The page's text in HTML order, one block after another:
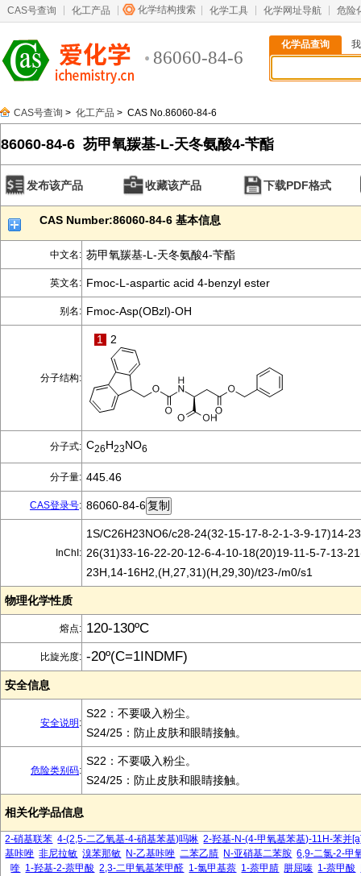
CAS号查询 化工产品 化学结构搜索 化学工具 化学网址导航 危险
86060-84-6
化学品查询
CAS号查询 > 化工产品 > CAS No.86060-84-6
86060-84-6 芴甲氧羰基-L-天冬氨酸4-苄酯
发布该产品 收藏该产品 下载PDF格式
CAS Number:86060-84-6 基本信息
中文名: 芴甲氧羰基-L-天冬氨酸4-苄酯
英文名: Fmoc-L-aspartic acid 4-benzyl ester
别名: Fmoc-Asp(OBzl)-OH
分子结构:
1 2
分子式: C26H23NO6
分子量: 445.46
CAS登录号: 86060-84-6
InChI:
1S/C26H23NO6/c28-24(32-15-17-8-2-1-3-9-17)14-
26(31)33-16-22-20-12-6-4-10-18(20)19-11-5-7-13-
23H,14-16H2,(H,27,31)(H,29,30)/t23-/m0/s1
物理化学性质
熔点: 120-130ºC
比旋光度: -20º(C=1INDMF)
安全信息
安全说明 :
S22：不要吸入粉尘。
S24/25：防止皮肤和眼睛接触。
危险类别码:
S22：不要吸入粉尘。
S24/25：防止皮肤和眼睛接触。
相关化学品信息
2-硝基联苯 4-(2,5-二乙氧基-4-硝基苯基)吗啉 2-羟基-N-(4-甲氧基苯基)-11H-苯并
基咔唑 非尼拉敏 溴苯那敏 N-乙基咔唑 二苯乙腈 N-亚硝基二苯胺 6,9-二氯-2-甲
喹 1-羟基-2-萘甲酸 2,3-二甲氧基苯甲醛 1-氯甲基萘 1-萘甲腈 肼屈嗪 1-萘甲酸